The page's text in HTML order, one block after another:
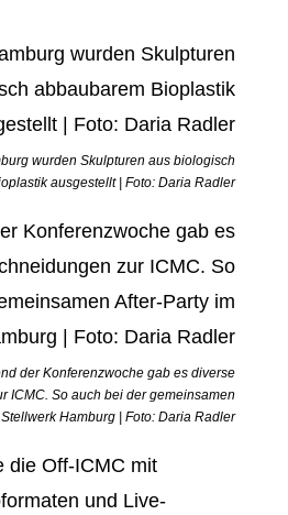
wurden Skulpturen aus biologisch
ausgestellt | Foto: Daria Radler
der Konferenzwoche gab es diverse
ICMC. So auch bei der gemeinsamen
Hamburg | Foto: Daria Radler
die Off-ICMC mit
und Live-